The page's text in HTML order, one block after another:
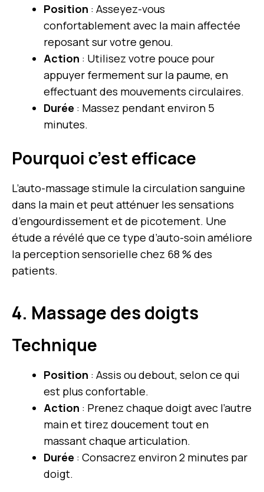
Position : Asseyez-vous
confortablement avec la main affectée
reposant sur votre genou.
Action : Utilisez votre pouce pour
appuyer fermement sur la paume, en
effectuant des mouvements circulaires.
Durée : Massez pendant environ 5
minutes.
Pourquoi c’est efficace
L’auto-massage stimule la circulation sanguine
dans la main et peut atténuer les sensations
d’engourdissement et de picotement. Une
étude a révélé que ce type d’auto-soin améliore
la perception sensorielle chez 68 % des
patients.
4. Massage des doigts
Technique
Position : Assis ou debout, selon ce qui
est plus confortable.
Action : Prenez chaque doigt avec l’autre
main et tirez doucement tout en
massant chaque articulation.
Durée : Consacrez environ 2 minutes par
doigt.